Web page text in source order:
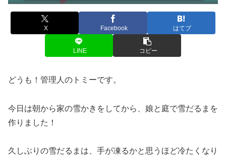
X Facebook はてブ
LINE コピー
どうも！管理人のトミーです。
今日は朝から家の雪かきをしてから、娘と庭で雪だるまを
作りました！
久しぶりの雪だるまは、手が凍るかと思うほど冷たくなり